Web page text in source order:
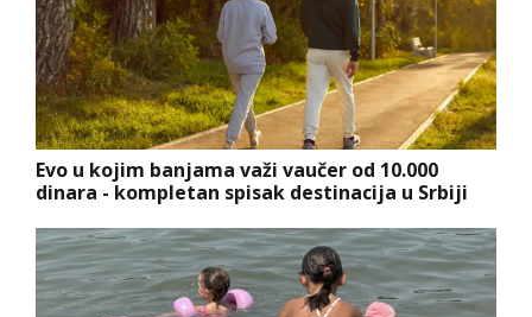
Evo u kojim banjama važi vaučer od 10.000
dinara - kompletan spisak destinacija u Srbiji